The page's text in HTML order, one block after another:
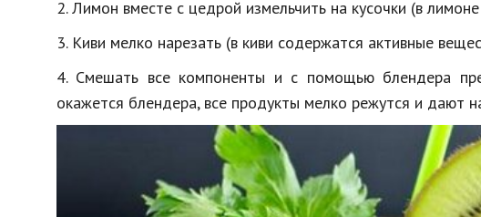
2. Лимон вместе с цедрой измельчить на кусочки (в
3. Киви мелко нарезать (в киви содержатся активные
4. Смешать все компоненты и с помощью блендера
окажется блендера, все продукты мелко режутся и дают